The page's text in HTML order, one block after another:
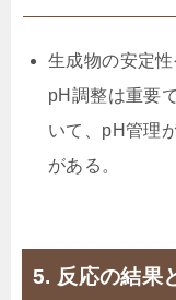
生成物の安定
pH調整は重要
いて、pH管理
がある。
5. 反応の結果